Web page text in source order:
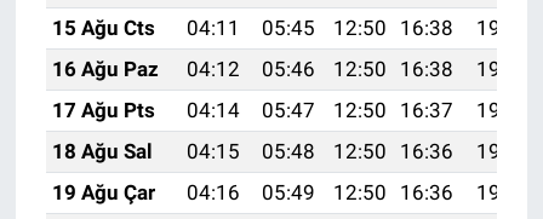
15 Ağu Cts
04:11 05:45 12:50 16:38
19:45
16 Ağu Paz
04:12 05:46 12:50 16:38
19:44
17 Ağu Pts
04:14 05:47 12:50 16:37
19:43
18 Ağu Sal
04:15 05:48 12:50 16:36
19:41
19 Ağu Çar
04:16 05:49 12:50 16:36
19:40